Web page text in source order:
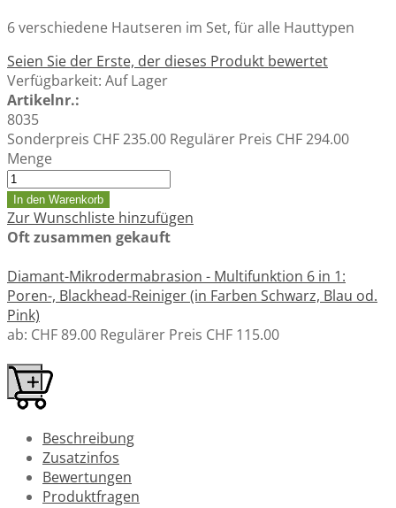
6 verschiedene Hautseren im Set, für alle Hauttypen
Seien Sie der Erste, der dieses Produkt bewertet
Verfügbarkeit: Auf Lager
Artikelnr.:
8035
Sonderpreis CHF 235.00 Regulärer Preis CHF 294.00
Menge
In den Warenkorb
Zur Wunschliste hinzufügen
Oft zusammen gekauft
Diamant-Mikrodermabrasion - Multifunktion 6 in 1:
Poren-, Blackhead-Reiniger (in Farben Schwarz, Blau od.
Pink)
ab: CHF 89.00 Regulärer Preis CHF 115.00
Beschreibung
Zusatzinfos
Bewertungen
Produktfragen